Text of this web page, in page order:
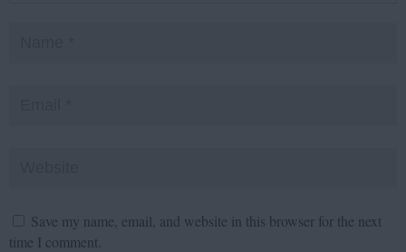
Save my name, email, and website in this browser for the next
time I comment.